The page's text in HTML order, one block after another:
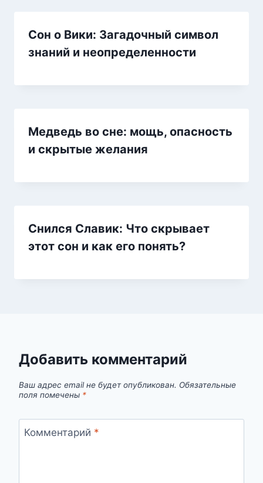
Сон о Вики: Загадочный символ
знаний и неопределенности
Медведь во сне: мощь, опасность
и скрытые желания
Снился Славик: Что скрывает
этот сон и как его понять?
Добавить комментарий
Ваш адрес email не будет опубликован. Обязательные
поля помечены *
Комментарий *